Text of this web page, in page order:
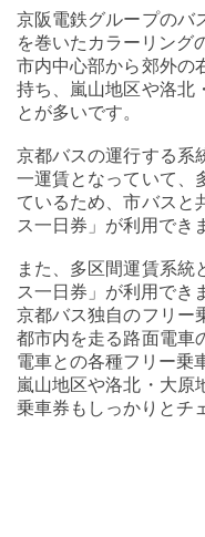
京阪電鉄グループのバ
を巻いたカラーリング
市内中心部から郊外の
持ち、嵐山地区や洛北
とが多いです。
京都バスの運行する系
一運賃となっていて、
ているため、市バスと
ス一日券」が利用でき
また、多区間運賃系統
ス一日券」が利用でき
京都バス独自のフリー
都市内を走る路面電車
電車との各種フリー乗
嵐山地区や洛北・大原
乗車券もしっかりとチ